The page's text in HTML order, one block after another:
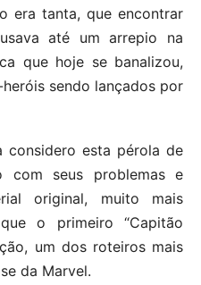
era tanta, que encontrar
até um arrepio na
que hoje se banalizou,
sendo lançados por
considero esta pérola de
com seus problemas e
original, muito mais
o primeiro “Capitão
um dos roteiros mais
da Marvel.